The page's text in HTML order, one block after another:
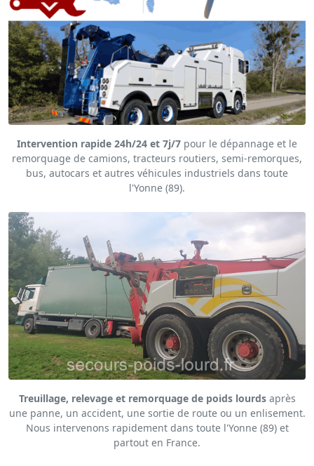
Intervention rapide 24h/24 et 7j/7 pour le dépannage et le
remorquage de camions, tracteurs routiers, semi-remorques,
bus, autocars et autres véhicules industriels dans toute
l'Yonne (89).
Treuillage, relevage et remorquage de poids lourdsaprès
une panne, un accident, une sortie de route ou un enlisement.
Nous intervenons rapidement dans toute l'Yonne (89) et
partout en France.